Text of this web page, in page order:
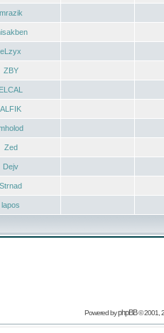
mrazik
eLzyx
ZBY
ELCAL
ALFIK
Zed
Dejv
Strnad
lapos
Powered byphpBB© 2001,